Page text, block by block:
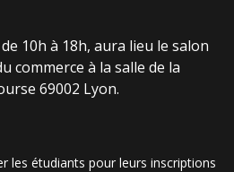
10h à 18h, aura lieu le salon
commerce à la salle de la
69002 Lyon.
les étudiants pour leurs inscriptions